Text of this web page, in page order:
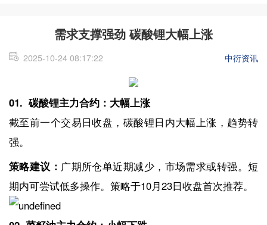
需求支撑强劲 碳酸锂大幅上涨
2025-10-24 08:17:22 中衍资讯
01. 碳酸锂主力合约：大幅上涨
截至前一个交易日收盘，碳酸锂日内大幅上涨，趋势转
强。
策略建议： 广期所仓单近期减少，市场需求或转强。短
期内可尝试低多操作。策略于10月23日收盘首次推荐。